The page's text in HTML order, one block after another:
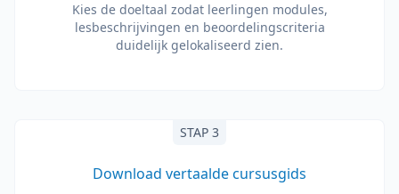
Kies de doeltaal zodat leerlingen modules,
lesbeschrijvingen en beoordelingscriteria
duidelijk gelokaliseerd zien.
STAP 3
Download vertaalde cursusgids